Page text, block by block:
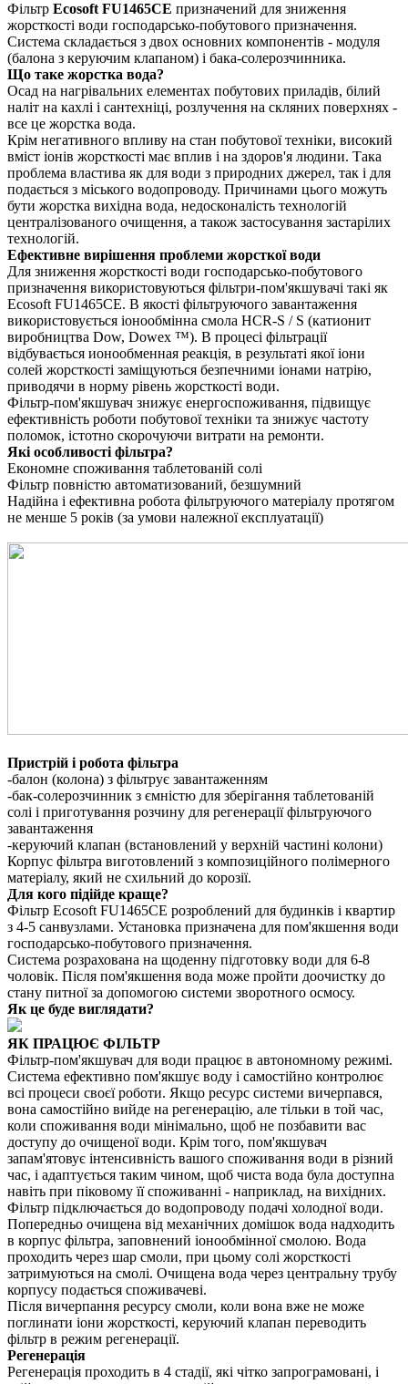
Фільтр Ecosoft FU1465CE призначений для зниження
жорсткості води господарсько-побутового призначення.
Система складається з двох основних компонентів - модуля
(балона з керуючим клапаном) і бака-солерозчинника.
Що таке жорстка вода?
Осад на нагрівальних елементах побутових приладів, білий
наліт на кахлі і сантехніці, розлучення на скляних поверхнях -
все це жорстка вода.
Крім негативного впливу на стан побутової техніки, високий
вміст іонів жорсткості має вплив і на здоров'я людини. Така
проблема властива як для води з природних джерел, так і для
подається з міського водопроводу. Причинами цього можуть
бути жорстка вихідна вода, недосконалість технологій
централізованого очищення, а також застосування застарілих
технологій.
Ефективне вирішення проблеми жорсткої води
Для зниження жорсткості води господарсько-побутового
призначення використовуються фільтри-пом'якшувачі такі як
Ecosoft FU1465CE. В якості фільтруючого завантаження
використовується іонообмінна смола HCR-S / S (катионит
виробництва Dow, Dowex ™). В процесі фільтрації
відбувається ионообменная реакція, в результаті якої іони
солей жорсткості заміщуються безпечними іонами натрію,
приводячи в норму рівень жорсткості води.
Фільтр-пом'якшувач знижує енергоспоживання, підвищує
ефективність роботи побутової техніки та знижує частоту
поломок, істотно скорочуючи витрати на ремонти.
Які особливості фільтра?
Економне споживання таблетованій солі
Фільтр повністю автоматизований, безшумний
Надійна і ефективна робота фільтруючого матеріалу протягом
не менше 5 років (за умови належної експлуатації)
Пристрій і робота фільтра
-балон (колона) з фільтрує завантаженням
-бак-солерозчинник з ємністю для зберігання таблетованій
солі і приготування розчину для регенерації фільтруючого
завантаження
-керуючий клапан (встановлений у верхній частині колони)
Корпус фільтра виготовлений з композиційного полімерного
матеріалу, який не схильний до корозії.
Для кого підійде краще?
Фільтр Ecosoft FU1465CE розроблений для будинків і квартир
з 4-5 санвузлами. Установка призначена для пом'якшення води
господарсько-побутового призначення.
Система розрахована на щоденну підготовку води для 6-8
чоловік. Після пом'якшення вода може пройти доочистку до
стану питної за допомогою системи зворотного осмосу.
Як це буде виглядати?
ЯК ПРАЦЮЄ ФІЛЬТР
Фільтр-пом'якшувач для води працює в автономному режимі.
Система ефективно пом'якшує воду і самостійно контролює
всі процеси своєї роботи. Якщо ресурс системи вичерпався,
вона самостійно вийде на регенерацію, але тільки в той час,
коли споживання води мінімально, щоб не позбавити вас
доступу до очищеної води. Крім того, пом'якшувач
запам'ятовує інтенсивність вашого споживання води в різний
час, і адаптується таким чином, щоб чиста вода була доступна
навіть при піковому її споживанні - наприклад, на вихідних.
Фільтр підключається до водопроводу подачі холодної води.
Попередньо очищена від механічних домішок вода надходить
в корпус фільтра, заповнений іонообмінної смолою. Вода
проходить через шар смоли, при цьому солі жорсткості
затримуються на смолі. Очищена вода через центральну трубу
корпусу подається споживачеві.
Після вичерпання ресурсу смоли, коли вона вже не може
поглинати іони жорсткості, керуючий клапан переводить
фільтр в режим регенерації.
Регенерація
Регенерація проходить в 4 стадії, які чітко запрограмовані, і